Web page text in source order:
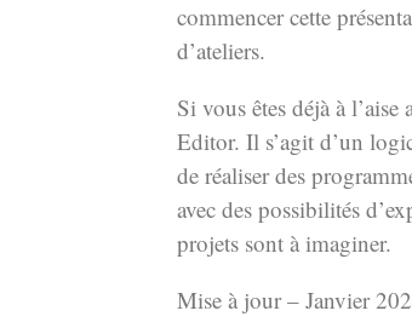
commencer cette
d’ateliers.
Si vous êtes déjà à
Editor. Il s’agit d’un
de réaliser des
avec des possibilités
projets sont à imaginer.
Mise à jour – Janvier